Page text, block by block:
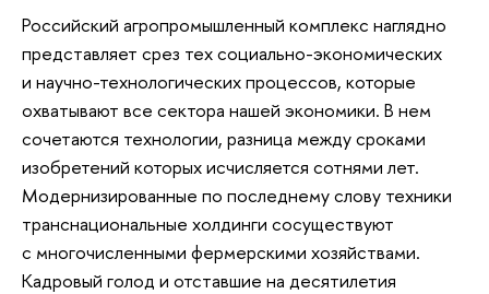
Российский агропромышленный комплекс наглядно
представляет срез тех социально-экономических
и научно-технологических процессов, которые
охватывают все сектора нашей экономики. В нем
сочетаются технологии, разница между сроками
изобретений которых исчисляется сотнями лет.
Модернизированные по последнему слову техники
транснациональные холдинги сосуществуют
с многочисленными фермерскими хозяйствами.
Кадровый голод и отставшие на десятилетия